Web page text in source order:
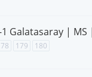
Galatasaray | MS
179 180